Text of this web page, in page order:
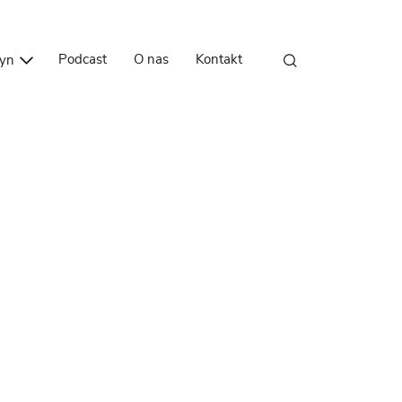
Podcast O nas Kontakt
Przejdź do treści